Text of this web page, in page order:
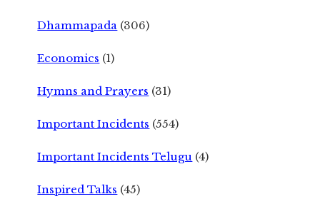
Dhammapada (306)
Economics (1)
Hymns and Prayers (31)
Important Incidents (554)
Important Incidents Telugu (4)
Inspired Talks (45)